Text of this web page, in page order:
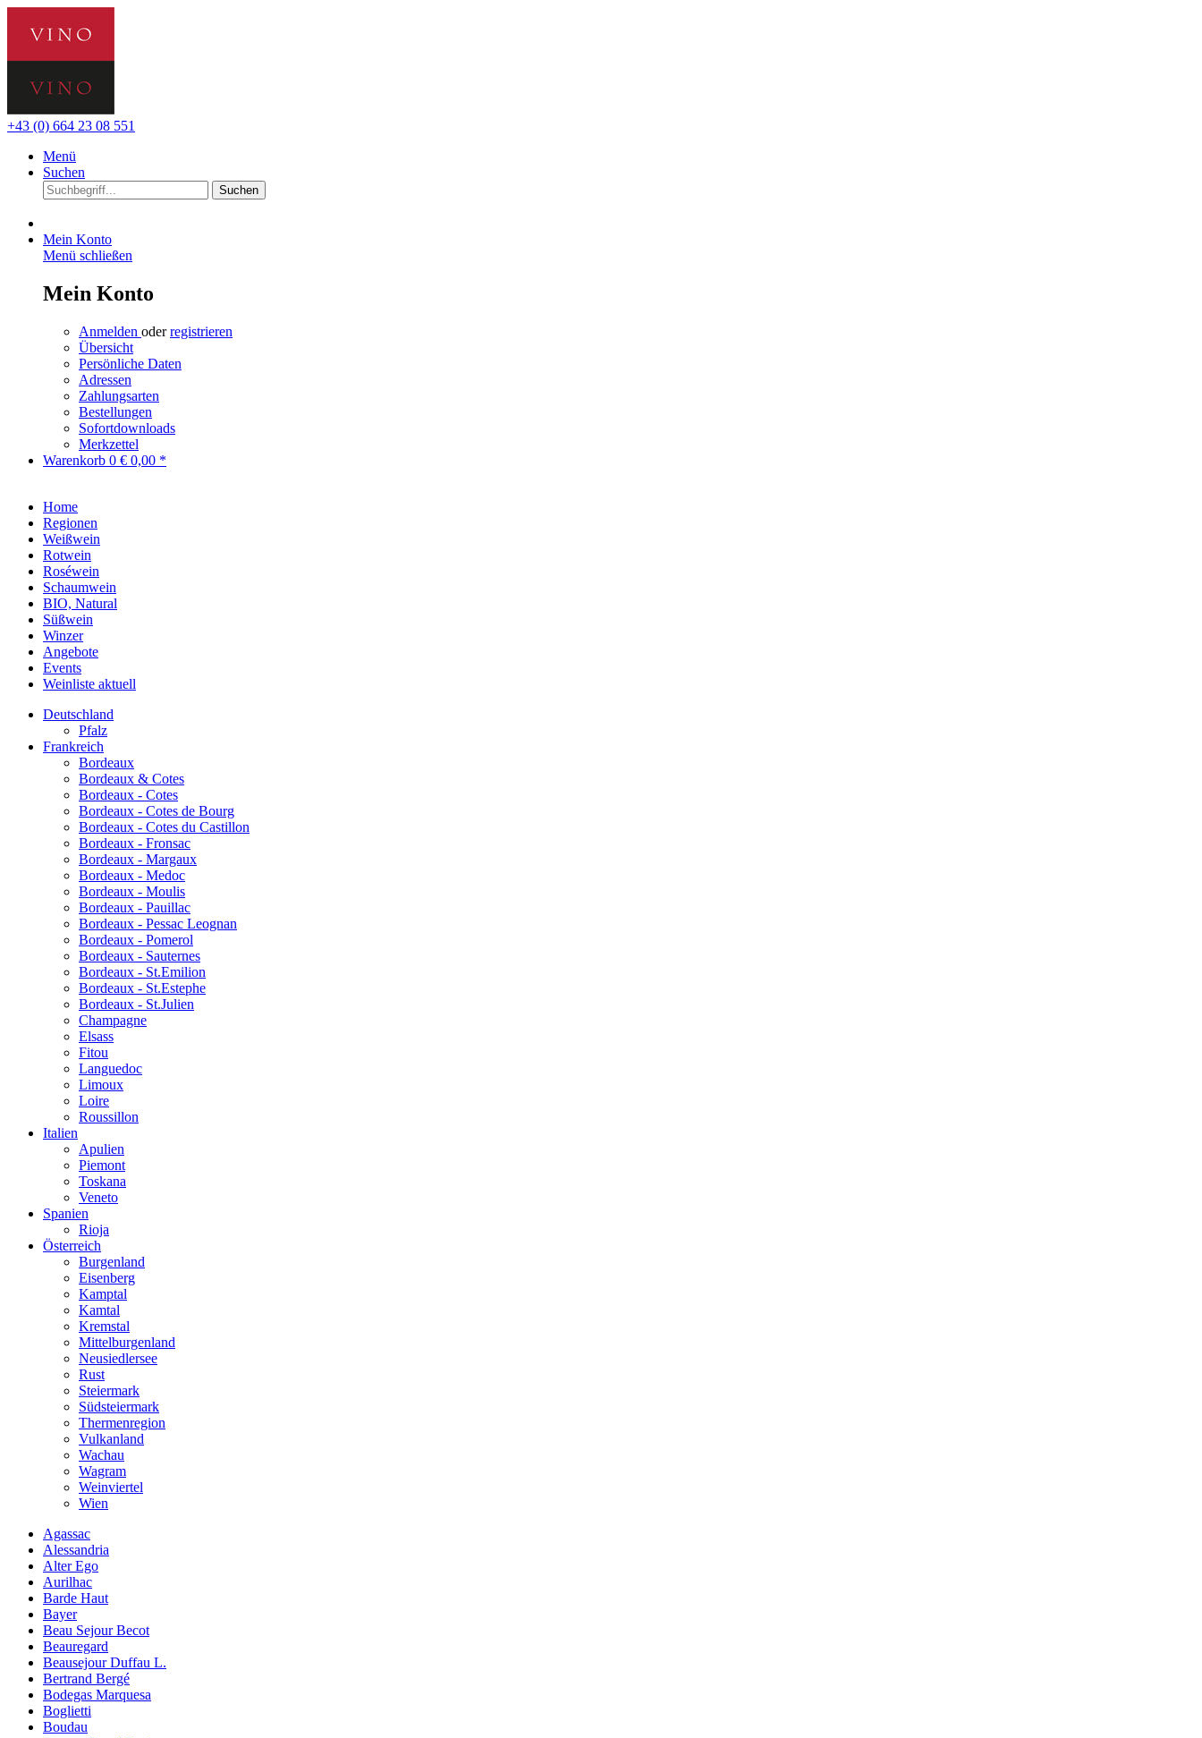
+43 (0) 664 23 08 551
Menü
Suchen
Suchen
Mein Konto
Menü schließen
Mein Konto
Anmelden oderregistrieren
Übersicht
Persönliche Daten
Adressen
Zahlungsarten
Bestellungen
Sofortdownloads
Merkzettel
Warenkorb 0 € 0,00 *
Home
Regionen
Weißwein
Rotwein
Roséwein
Schaumwein
BIO, Natural
Süßwein
Winzer
Angebote
Events
Weinliste aktuell
Deutschland
Pfalz
Frankreich
Bordeaux
Bordeaux & Cotes
Bordeaux - Cotes
Bordeaux - Cotes de Bourg
Bordeaux - Cotes du Castillon
Bordeaux - Fronsac
Bordeaux - Margaux
Bordeaux - Medoc
Bordeaux - Moulis
Bordeaux - Pauillac
Bordeaux - Pessac Leognan
Bordeaux - Pomerol
Bordeaux - Sauternes
Bordeaux - St.Emilion
Bordeaux - St.Estephe
Bordeaux - St.Julien
Champagne
Elsass
Fitou
Languedoc
Limoux
Loire
Roussillon
Italien
Apulien
Piemont
Toskana
Veneto
Spanien
Rioja
Österreich
Burgenland
Eisenberg
Kamptal
Kamtal
Kremstal
Mittelburgenland
Neusiedlersee
Rust
Steiermark
Südsteiermark
Thermenregion
Vulkanland
Wachau
Wagram
Weinviertel
Wien
Agassac
Alessandria
Alter Ego
Aurilhac
Barde Haut
Bayer
Beau Sejour Becot
Beauregard
Beausejour Duffau L.
Bertrand Bergé
Bodegas Marquesa
Boglietti
Boudau